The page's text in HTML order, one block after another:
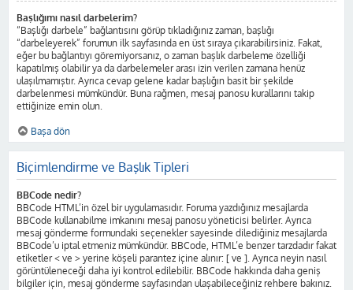
Başlığımı nasıl darbelerim?
“Başlığı darbele” bağlantısını görüp tıkladığınız zaman, başlığı
“darbeleyerek” forumun ilk sayfasında en üst sıraya çıkarabilirsiniz. Fakat,
eğer bu bağlantıyı göremiyorsanız, o zaman başlık darbeleme özelliği
kapatılmış olabilir ya da darbelemeler arası izin verilen zamana henüz
ulaşılmamıştır. Ayrıca cevap gelene kadar başlığın basit bir şekilde
darbelenmesi mümkündür. Buna rağmen, mesaj panosu kurallarını takip
ettiğinize emin olun.
Başa dön
Biçimlendirme ve Başlık Tipleri
BBCode nedir?
BBCode HTML’in özel bir uygulamasıdır. Foruma yazdığınız mesajlarda
BBCode kullanabilme imkanını mesaj panosu yöneticisi belirler. Ayrıca
mesaj gönderme formundaki seçenekler sayesinde dilediğiniz mesajlarda
BBCode’u iptal etmeniz mümkündür. BBCode, HTML’e benzer tarzdadır fakat
etiketler < ve > yerine köşeli parantez içine alınır: [ ve ]. Ayrıca neyin nasıl
görüntüleneceği daha iyi kontrol edilebilir. BBCode hakkında daha geniş
bilgiler için, mesaj gönderme sayfasından ulaşabileceğiniz rehbere bakınız.